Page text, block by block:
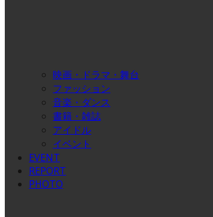
映画・ドラマ・舞台
ファッション
音楽・ダンス
書籍・雑誌
アイドル
イベント
EVENT
REPORT
PHOTO